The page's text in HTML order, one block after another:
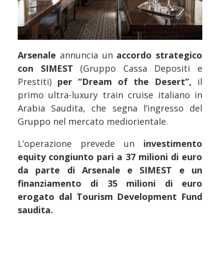
Arsenale annuncia un accordo strategico
con SIMEST (Gruppo Cassa Depositi e
Prestiti) per “Dream of the Desert”, il
primo ultra-luxury train cruise italiano in
Arabia Saudita, che segna l’ingresso del
Gruppo nel mercato mediorientale.
L’operazione prevede un investimento
equity congiunto pari a 37 milioni di euro
da parte di Arsenale e SIMEST e un
finanziamento di 35 milioni di euro
erogato dal Tourism Development Fund
saudita.